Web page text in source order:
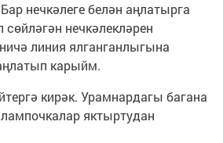
нечкәлеге белән аңлатырга
нечкәлекләрен
линия ялганганлыгына
карыйм.
кирәк. Урамнардагы багана
яктыртудан